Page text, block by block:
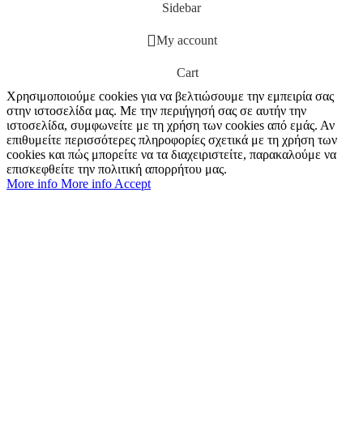
Sidebar
My account
Cart
Χρησιμοποιούμε cookies για να βελτιώσουμε την εμπειρία σας
στην ιστοσελίδα μας. Με την περιήγησή σας σε αυτήν την
ιστοσελίδα, συμφωνείτε με τη χρήση των cookies από εμάς. Αν
επιθυμείτε περισσότερες πληροφορίες σχετικά με τη χρήση των
cookies και πώς μπορείτε να τα διαχειριστείτε, παρακαλούμε να
επισκεφθείτε την πολιτική απορρήτου μας.
More info More info Accept